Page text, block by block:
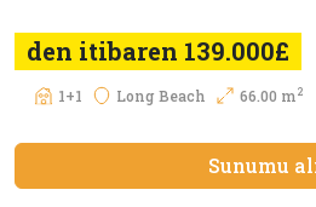
den itibaren 139.000£
1+1 Long Beach 66.00 m2
Sunumu